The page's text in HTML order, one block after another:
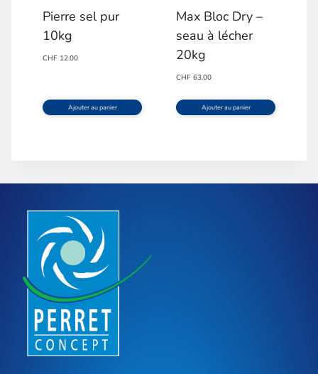
Pierre sel pur
10kg
CHF 12.00
Ajouter au panier
Max Bloc Dry –
seau à lécher
20kg
CHF 63.00
Ajouter au panier